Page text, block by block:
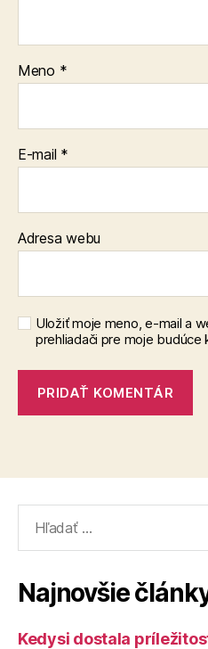
Meno *
E-mail *
Adresa webu
Uložiť moje meno, e-mail a
prehliadači pre moje budúce
Najnovšie
Kedysi dostala